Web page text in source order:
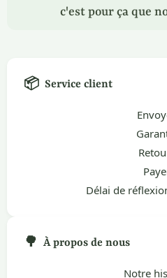
c'est pour ça que
📦 Service client
Délai de
🌳 À propos de nous
Notre